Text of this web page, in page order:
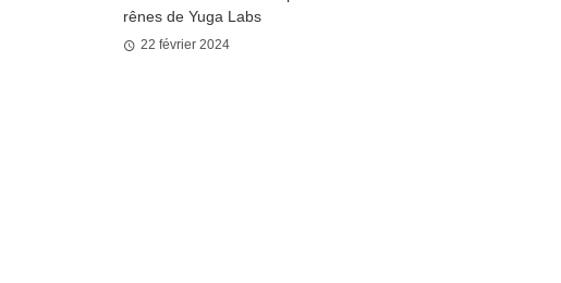
rênes de Yuga Labs
22 février 2024